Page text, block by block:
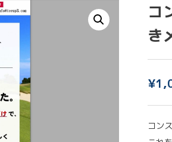
コ
き
¥
コン